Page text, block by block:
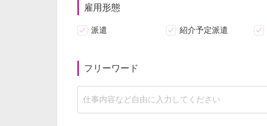
雇用形態
派遣 紹介予定派遣
フリーワード